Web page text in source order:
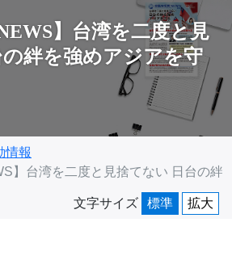
】台湾を二度と見
絆を強めアジアを守
情報
】台湾を二度と見捨てない 日台の絆
文字サイズ 標準 拡大